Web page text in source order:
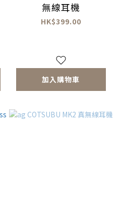
無線耳機
HK$399.00
加入購物車